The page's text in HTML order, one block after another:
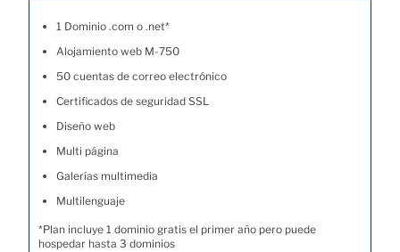
1 Dominio .com o .net*
Alojamiento web M-750
50 cuentas de correo electrónico
Certificados de seguridad SSL
Diseño web
Multi página
Galerías multimedia
Multilenguaje
*Plan incluye 1 dominio gratis el primer año pero puede
hospedar hasta 3 dominios